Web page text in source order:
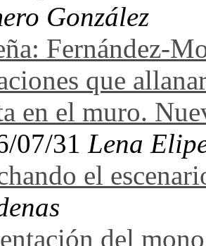
González
Fernández-
que
en el muro.
07/31 Lena
el
del